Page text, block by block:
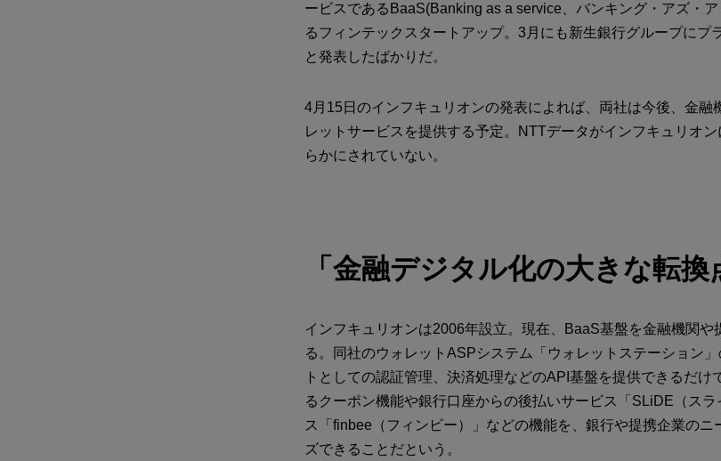
ービスであるBaaS(Banking as a service、バンキング・アズ・
るフィンテックスタートアップ。3月にも新生銀行グループにプ
と発表したばかりだ。
4月15日のインフキュリオンの発表によれば、両社は今後、金融
レットサービスを提供する予定。NTTデータがインフキュリオ
らかにされていない。
「金融デジタル化の大きな転換
インフキュリオンは2006年設立。現在、BaaS基盤を金融機関や
る。同社のウォレットASPシステム「ウォレットステーション
トとしての認証管理、決済処理などのAPI基盤を提供できるだけ
るクーポン機能や銀行口座からの後払いサービス「SLiDE（ス
ス「finbee（フィンビー）」などの機能を、銀行や提携企業のニ
ズできることだという。